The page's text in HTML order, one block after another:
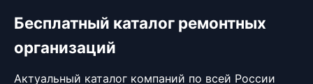
Бесплатный каталог ремонтных
организаций
Актуальный каталог компаний по всей России